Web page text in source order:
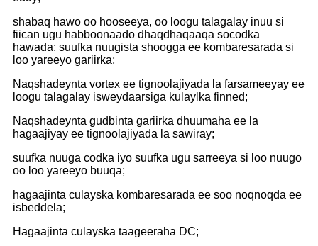
shabaq hawo oo hooseeya, oo loogu talagalay inuu si
fiican ugu habboonaado dhaqdhaqaaqa socodka
hawada; suufka nuugista shoogga ee kombaresarada si
loo yareeyo gariirka;
Naqshadeynta vortex ee tignoolajiyada la farsameeyay ee
loogu talagalay isweydaarsiga kulaylka finned;
Naqshadeynta gudbinta gariirka dhuumaha ee la
hagaajiyay ee tignoolajiyada la sawiray;
suufka nuuga codka iyo suufka ugu sarreeya si loo nuugo
oo loo yareeyo buuqa;
hagaajinta culayska kombaresarada ee soo noqnoqda ee
isbeddela;
Hagaajinta culayska taageeraha DC;